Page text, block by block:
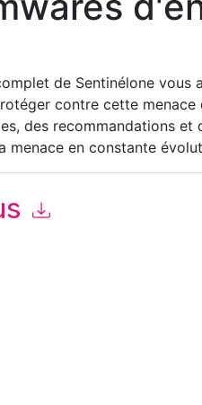
de Sentinélone vous
contre cette menace
des recommandations et
menace en constante